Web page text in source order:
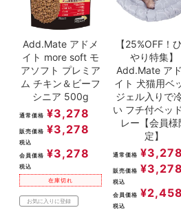
Add.Mate アドメ
イト more soft モ
アソフト プレミア
ム チキン＆ビーフ
シニア 500g
通常価格 ¥3,278
販売価格 ¥3,278
税込
会員価格 ¥3,278
税込
在庫切れ
お気に入りに登録
【25%OFF！
やり特集】
Add.Mate ア
イト 犬猫用ベ
ジェル入りで
い フチ付ベッ
レー【会員様
定】
通常価格 ¥3,278
販売価格 ¥3,278
税込
会員価格 ¥2,458
税込